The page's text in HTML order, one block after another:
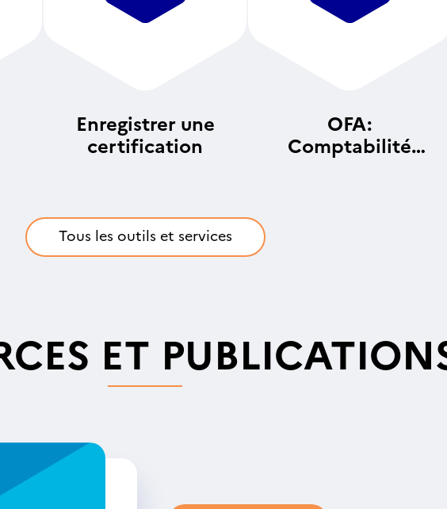
Enregistrer une
certification
OFA:
Comptabilité
Tous les outils et services
ET